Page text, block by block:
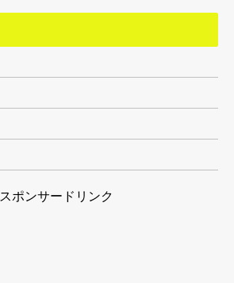
スポンサードリンク